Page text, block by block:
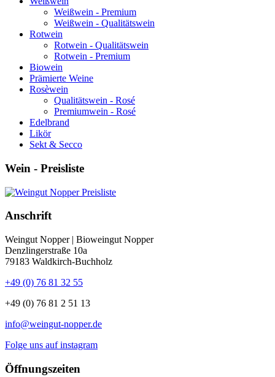
Weißwein - Premium
Weißwein - Qualitätswein
Rotwein
Rotwein - Qualitätswein
Rotwein - Premium
Biowein
Prämierte Weine
Rosèwein
Qualitätswein - Rosé
Premiumwein - Rosé
Edelbrand
Likör
Sekt & Secco
Wein - Preisliste
Anschrift
Weingut Nopper | Bioweingut Nopper
Denzlingerstraße 10a
79183 Waldkirch-Buchholz
+49 (0) 76 81 32 55
+49 (0) 76 81 2 51 13
info@weingut-nopper.de
Folge uns auf instagram
Öffnungszeiten